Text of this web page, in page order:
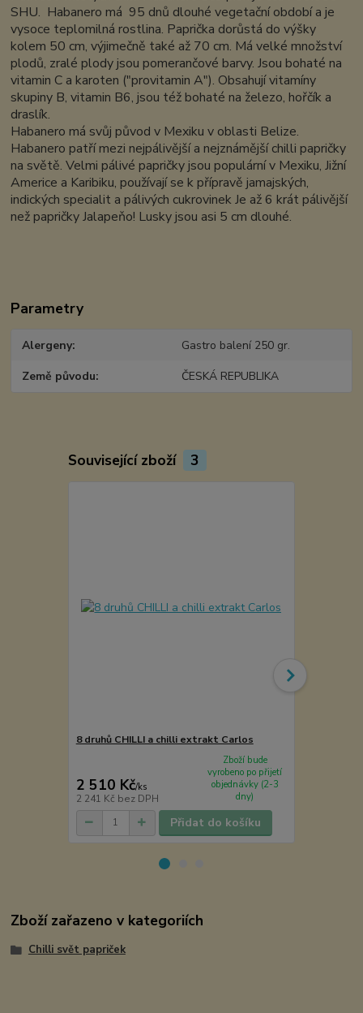
SHU. Habanero má 95 dnů dlouhé vegetační období a je
vysoce teplomilná rostlina. Paprička dorůstá do výšky
kolem 50 cm, výjimečně také až 70 cm. Má velké množství
plodů, zralé plody jsou pomerančové barvy. Jsou bohaté na
vitamin C a karoten ("provitamin A"). Obsahují vitamíny
skupiny B, vitamin B6, jsou též bohaté na železo, hořčík a
draslík.
Habanero má svůj původ v Mexiku v oblasti Belize.
Habanero patří mezi nejpálivější a nejznámější chilli papričky
na světě. Velmi pálivé papričky jsou populární v Mexiku, Jižní
Americe a Karibiku, používají se k přípravě jamajských,
indických specialit a pálivých cukrovinek Je až 6 krát pálivější
než papričky Jalapeňo! Lusky jsou asi 5 cm dlouhé.
Parametry
Alergeny Gastro balení 250 gr.
Země původu ČESKÁ REPUBLIKA
Související zboží 3
8 druhů CHILLI a chilli extrakt Carlos
2 510 Kč/ks
2 241 Kč bez DPH
Zboží bude
vyrobeno po přijetí
objednávky (2-3
dny)
Přidat do košíku
Zboží zařazeno v kategoriích
Chilli svět papriček